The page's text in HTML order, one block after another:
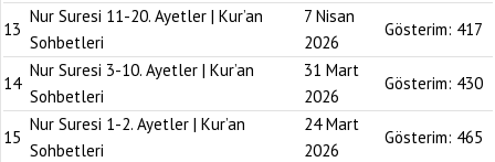
13
Nur Suresi 11-20. Ayetler | Kur’an
Sohbetleri
7 Nisan
2026
Gösterim: 417
14
Nur Suresi 3-10. Ayetler | Kur’an
Sohbetleri
31 Mart
2026
Gösterim: 430
15
Nur Suresi 1-2. Ayetler | Kur’an
Sohbetleri
24 Mart
2026
Gösterim: 465